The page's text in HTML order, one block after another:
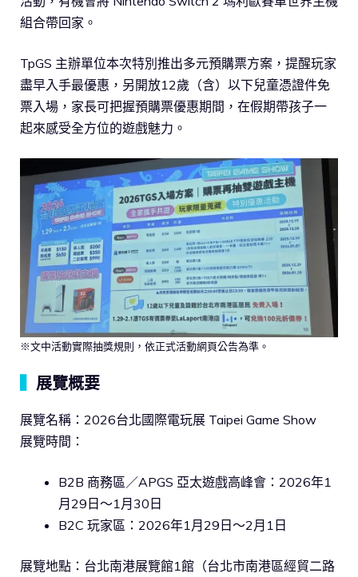
組合帶回家。
TpGS 主辦單位本次特別推出多元預購票方案，提醒玩家
盡早入手最優惠，另開放12歲（含）以下兒童憑證件免
票入場，家長可把握預購票優惠期間，在假期帶孩子一
起來感受全方位的遊戲魅力。
※文中活動實際抽獎規則，依正式活動網頁公告為準。
展覽概要
展覽名稱：2026台北國際電玩展 Taipei Game Show
展覽時間：
B2B 商務區／APGS 亞太遊戲高峰會：2026年1
月29日～1月30日
B2C 玩家區：2026年1月29日～2月1日
展覽地點：台北南港展覽館1館（台北市南港區經貿二路